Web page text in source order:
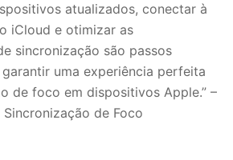
atualizados, conectar à
iCloud e otimizar as
sincronização são passos
uma experiência perfeita
de foco em dispositivos Apple.” –
de Foco